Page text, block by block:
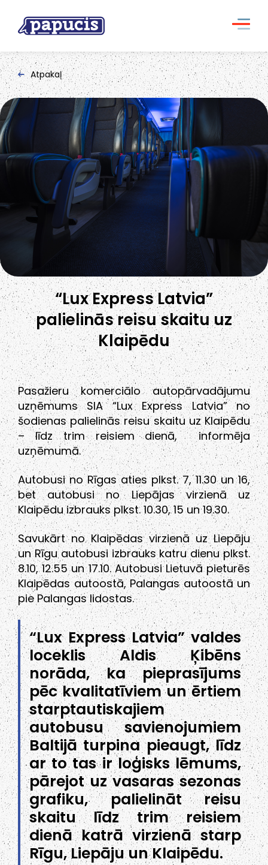
Atpakaļ
“Lux Express Latvia”
palielinās reisu skaitu uz
Klaipēdu
Pasažieru komerciālo autopārvadājumu
uzņēmums SIA “Lux Express Latvia” no
šodienas palielinās reisu skaitu uz Klaipēdu
– līdz trim reisiem dienā, informēja
uzņēmumā.
Autobusi no Rīgas aties plkst. 7, 11.30 un 16,
bet autobusi no Liepājas virzienā uz
Klaipēdu izbrauks plkst. 10.30, 15 un 19.30.
Savukārt no Klaipēdas virzienā uz Liepāju
un Rīgu autobusi izbrauks katru dienu plkst.
8.10, 12.55 un 17.10. Autobusi Lietuvā pieturēs
Klaipēdas autoostā, Palangas autoostā un
pie Palangas lidostas.
“Lux Express Latvia” valdes
loceklis Aldis Ķibēns
norāda, ka pieprasījums
pēc kvalitatīviem un ērtiem
starptautiskajiem
autobusu savienojumiem
Baltijā turpina pieaugt, līdz
ar to tas ir loģisks lēmums,
pārejot uz vasaras sezonas
grafiku, palielināt reisu
skaitu līdz trim reisiem
dienā katrā virzienā starp
Rīgu, Liepāju un Klaipēdu.